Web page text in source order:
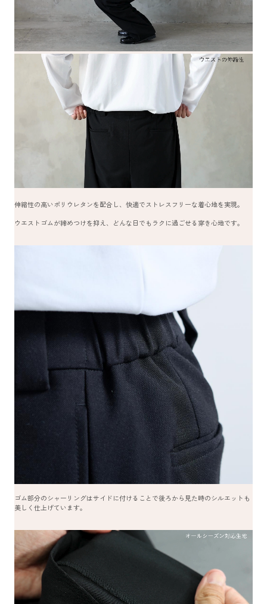
伸縮性の高いポリウレタンを配合し、快適でストレスフリーな着心地を実現。
ウエストゴムが締めつけを抑え、どんな日でもラクに過ごせる穿き心地です。
ゴム部分のシャーリングはサイドに付けることで後ろから見た時のシルエットも
美しく仕上げています。